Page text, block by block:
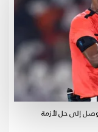
إلى حل لأزمة